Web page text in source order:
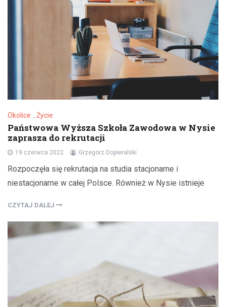
Okolice , Życie
Państwowa Wyższa Szkoła Zawodowa w Nysie
zaprasza do rekrutacji
19 czerwca 2022 Grzegorz Dopieralski
Rozpoczęła się rekrutacja na studia stacjonarne i
niestacjonarne w całej Polsce. Również w Nysie istnieje
CZYTAJ DALEJ